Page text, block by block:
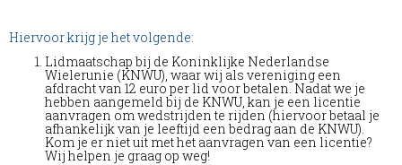
Hiervoor krijg je het volgende:
Lidmaatschap bij de Koninklijke Nederlandse
Wielerunie (KNWU), waar wij als vereniging een
afdracht van 12 euro per lid voor betalen. Nadat we je
hebben aangemeld bij de KNWU, kan je een licentie
aanvragen om wedstrijden te rijden (hiervoor betaal je
afhankelijk van je leeftijd een bedrag aan de KNWU).
Kom je er niet uit met het aanvragen van een licentie?
Wij helpen je graag op weg!